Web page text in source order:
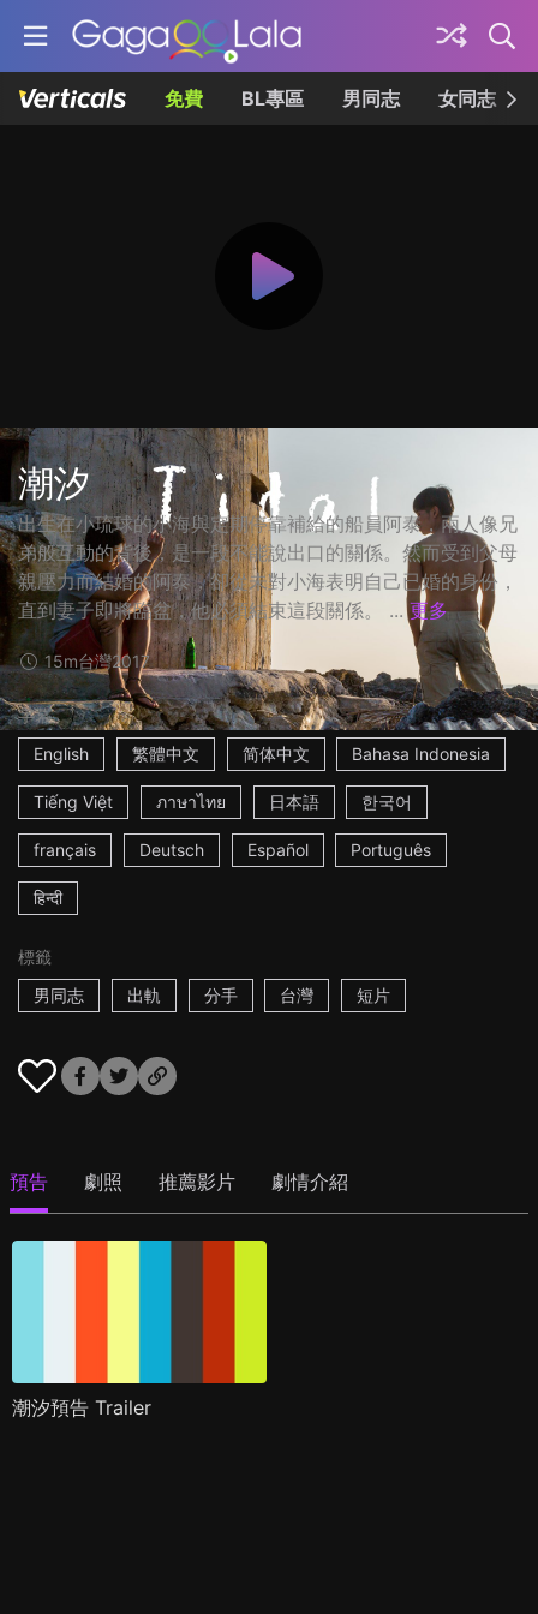
免費 BL專區 男同志 女同志
潮汐
出生在小琉球的小海與定期停靠補給的船員阿泰，兩人像兄
弟般互動的背後，是一段不能說出口的關係。然而受到父母
親壓力而結婚的阿泰，卻從未對小海表明自己已婚的身份，
直到妻子即將臨盆，他必須結束這段關係。 ... 更多
15m台灣2017
字幕
English
繁體中文 简体中文 Bahasa Indonesia
Tiếng Việt ภาษาไทย 日本語 한국어
français Deutsch Español Português
हिन्दी
標籤
男同志
出軌 分手 台灣 短片
預告 劇照 推薦影片 劇情介紹
潮汐預告 Trailer